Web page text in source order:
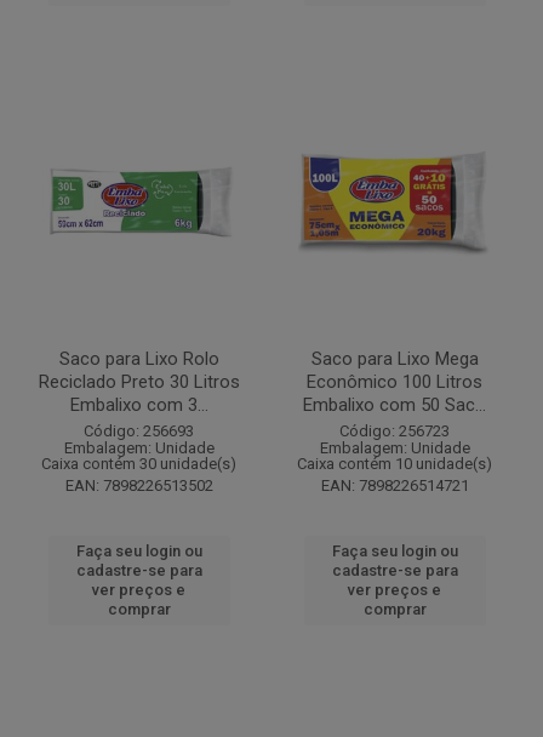
Saco para Lixo Rolo
Reciclado Preto 30 Litros
Embalixo com 3...
Código: 256693
Embalagem: Unidade
Caixa contém 30 unidade(s)
EAN: 7898226513502
Faça seu login ou
cadastre-se para
ver preços e
comprar
Saco para Lixo Mega
Econômico 100 Litros
Embalixo com 50 Sac...
Código: 256723
Embalagem: Unidade
Caixa contém 10 unidade(s)
EAN: 7898226514721
Faça seu login ou
cadastre-se para
ver preços e
comprar